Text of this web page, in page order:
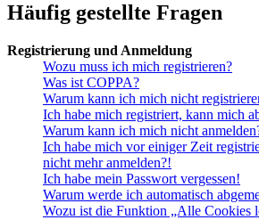
Häufig gestellte Fragen
Registrierung und Anmeldung
Wozu muss ich mich registrieren?
Was ist COPPA?
Warum kann ich mich nicht
Ich habe mich registriert, kann mich
Warum kann ich mich nicht
Ich habe mich vor einiger Zeit
nicht mehr anmelden?!
Ich habe mein Passwort vergessen!
Warum werde ich automatisch
Wozu ist die Funktion „Alle Cookies